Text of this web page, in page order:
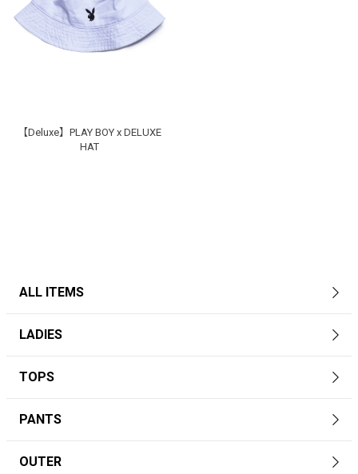
【Deluxe】PLAY BOY x DELUXE
HAT
ALL ITEMS
LADIES
TOPS
PANTS
OUTER